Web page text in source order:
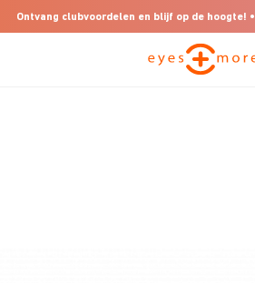
Ontvang clubvoordelen en blijf op de hoogte! •